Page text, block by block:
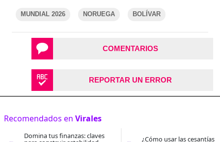
MUNDIAL 2026 NORUEGA BOLÍVAR
COMENTARIOS
REPORTAR UN ERROR
Recomendados en Virales
Domina tus finanzas: claves ¿Cómo usar las cesantías